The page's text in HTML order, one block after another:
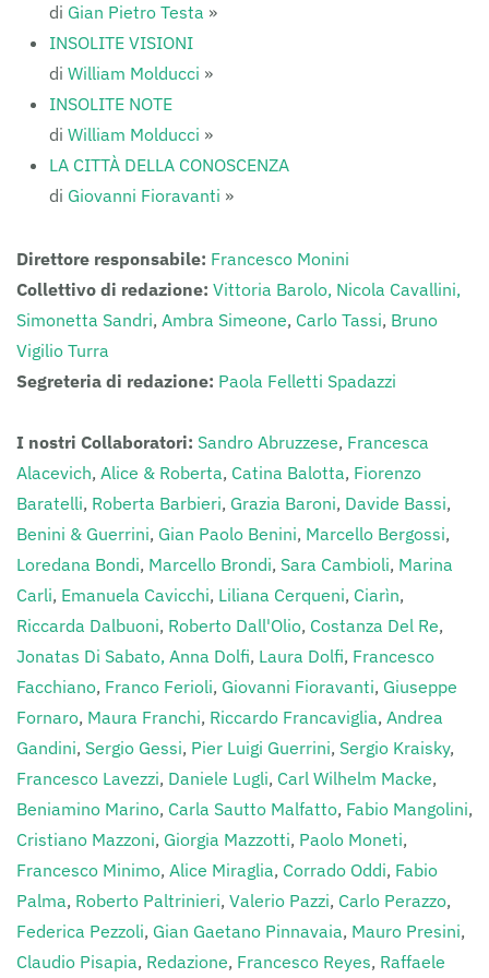
di Gian Pietro Testa »
INSOLITE VISIONI
di William Molducci »
INSOLITE NOTE
di William Molducci »
LA CITTÀ DELLA CONOSCENZA
di Giovanni Fioravanti »
Direttore responsabile: Francesco Monini
Collettivo di redazione: Vittoria Barolo, Nicola Cavallini,
Simonetta Sandri, Ambra Simeone, Carlo Tassi, Bruno
Vigilio Turra
Segreteria di redazione: Paola Felletti Spadazzi
I nostri Collaboratori: Sandro Abruzzese, Francesca
Alacevich, Alice & Roberta, Catina Balotta, Fiorenzo
Baratelli, Roberta Barbieri, Grazia Baroni, Davide Bassi,
Benini & Guerrini, Gian Paolo Benini, Marcello Bergossi,
Loredana Bondi, Marcello Brondi, Sara Cambioli, Marina
Carli, Emanuela Cavicchi, Liliana Cerqueni, Ciarìn,
Riccarda Dalbuoni, Roberto Dall'Olio, Costanza Del Re,
Jonatas Di Sabato, Anna Dolfi, Laura Dolfi, Francesco
Facchiano, Franco Ferioli, Giovanni Fioravanti, Giuseppe
Fornaro, Maura Franchi, Riccardo Francaviglia, Andrea
Gandini, Sergio Gessi, Pier Luigi Guerrini, Sergio Kraisky,
Francesco Lavezzi, Daniele Lugli, Carl Wilhelm Macke,
Beniamino Marino, Carla Sautto Malfatto, Fabio Mangolini,
Cristiano Mazzoni, Giorgia Mazzotti, Paolo Moneti,
Francesco Minimo, Alice Miraglia, Corrado Oddi, Fabio
Palma, Roberto Paltrinieri, Valerio Pazzi, Carlo Perazzo,
Federica Pezzoli, Gian Gaetano Pinnavaia, Mauro Presini,
Claudio Pisapia, Redazione, Francesco Reyes, Raffaele